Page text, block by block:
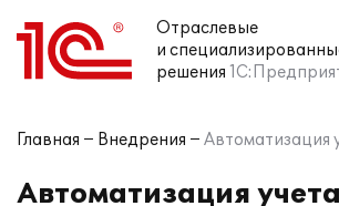
Отраслевые
и
решения
Главная Внедрения Автоматизация
Автоматизация